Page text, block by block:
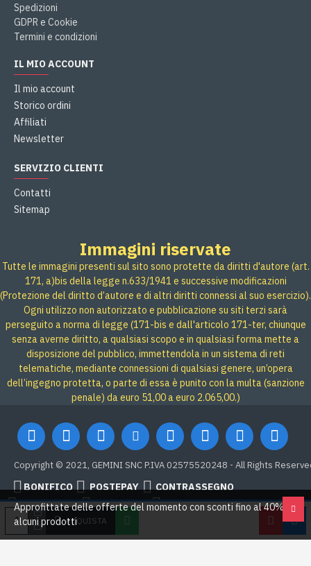
ACQUISTA
Spedizioni
GDPR e Cookie
Termini e condizioni
IL MIO ACCOUNT
Il mio account
Storico ordini
Affiliati
Newsletter
SERVIZIO CLIENTI
Contatti
Sitemap
Immagini riservate
Tutte le immagini presenti sul sito sono protette da diritti d'autore (art.
171, a)bis della legge n.633/1941 e successive modificazioni
(Protezione del diritto d’autore e di altri diritti connessi al suo esercizio).
Ogni utilizzo non autorizzato e pubblicazione su siti terzi sarà
perseguito a norma di legge (171-bis e dall'articolo 171-ter, chiunque
senza averne diritto, a qualsiasi scopo e in qualsiasi forma mette a
disposizione del pubblico, immettendola in un sistema di reti
telematiche, mediante connessioni di qualsiasi genere, un’opera
dell’ingegno protetta, o parte di essa è punito con la multa (sanzione
penale) da euro 51,00 a euro 2.065,00.)
Copyright © 2021, GEMINI SNC P.IVA 02575520248 - All Rights
BONIFICO POSTEPAY
CONTRASSEGNO
Credit card
Google Pay PAYPAL
Approfittate delle offerte del momento con sconti fino al 40% su
alcuni prodotti